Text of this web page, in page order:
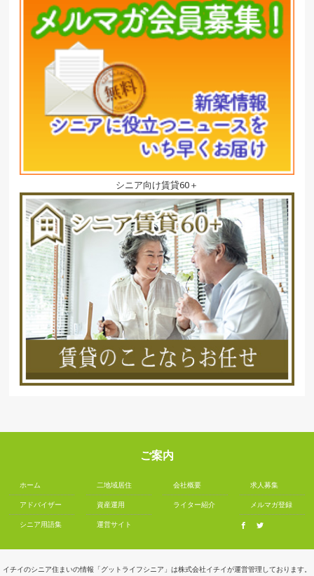
シニア向け賃貸60＋
ご案内
ホーム
アドバイザー
シニア用語集
二地域居住
資産運用
運営サイト
会社概要
ライター紹介
求人募集
メルマガ登録
イチイのシニア住まいの情報「グットライフシニア」は株式会社イチイが運営管理しております。